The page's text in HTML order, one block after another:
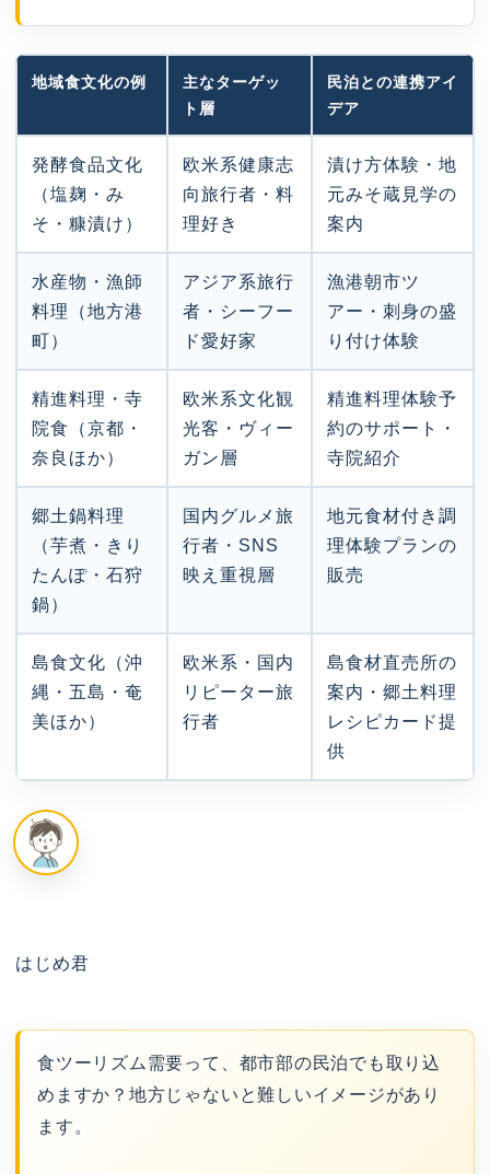
地域食文化の例
主なターゲッ
ト層
民泊との連携アイ
デア
発酵食品文化
（塩麹・み
そ・糠漬け）
欧米系健康志
向旅行者・料
理好き
漬け方体験・地
元みそ蔵見学の
案内
水産物・漁師
料理（地方港
町）
アジア系旅行
者・シーフー
ド愛好家
漁港朝市ツ
アー・刺身の盛
り付け体験
精進料理・寺
院食（京都・
奈良ほか）
欧米系文化観
光客・ヴィー
ガン層
精進料理体験予
約のサポート・
寺院紹介
郷土鍋料理
（芋煮・きり
たんぽ・石狩
鍋）
国内グルメ旅
行者・SNS
映え重視層
地元食材付き調
理体験プランの
販売
島食文化（沖
縄・五島・奄
美ほか）
欧米系・国内
リピーター旅
行者
島食材直売所の
案内・郷土料理
レシピカード提
供
はじめ君
食ツーリズム需要って、都市部の民泊でも取り込
めますか？地方じゃないと難しいイメージがあり
ます。